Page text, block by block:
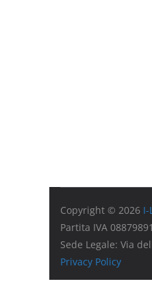
Copyright © 2026 I-
Partita IVA
Sede Legale: Via
Privacy Policy